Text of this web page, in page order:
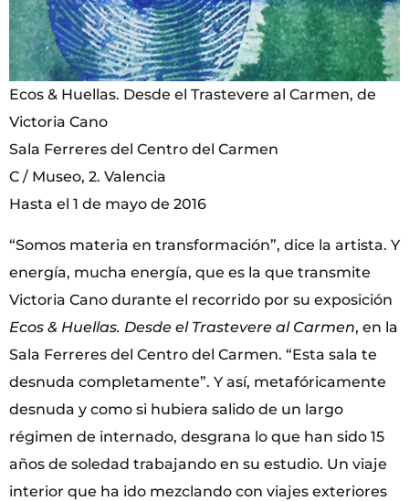
Ecos & Huellas. Desde el Trastevere al Carmen, de
Victoria Cano
Sala Ferreres del Centro del Carmen
C / Museo, 2. Valencia
Hasta el 1 de mayo de 2016
“Somos materia en transformación”, dice la artista. Y
energía, mucha energía, que es la que transmite
Victoria Cano durante el recorrido por su exposición
Ecos & Huellas. Desde el Trastevere al Carmen, en la
Sala Ferreres del Centro del Carmen. “Esta sala te
desnuda completamente”. Y así, metafóricamente
desnuda y como si hubiera salido de un largo
régimen de internado, desgrana lo que han sido 15
años de soledad trabajando en su estudio. Un viaje
interior que ha ido mezclando con viajes exteriores